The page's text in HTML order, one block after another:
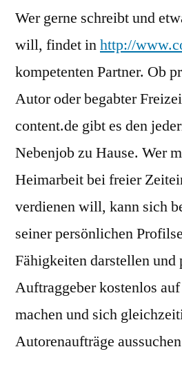
Wer gerne schreibt und
will, findet inhttp://
kompetenten Partner. Ob
Autor oder begabter
content.de gibt es den
Nebenjob zu Hause. Wer
Heimarbeit bei freier
verdienen will, kann sich
seiner persönlichen
Fähigkeiten darstellen und
Auftraggeber kostenlos
machen und sich
Autorenaufträge